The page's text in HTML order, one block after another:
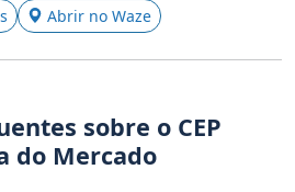
Abrir no Waze
sobre o CEP
do Mercado